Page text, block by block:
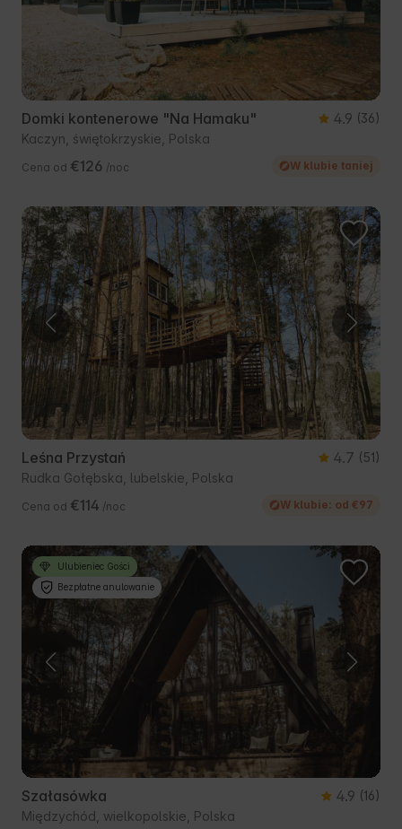
Domki kontenerowe "Na Hamaku" 4.9 (36)
Kaczyn, świętokrzyskie, Polska
Cena od €126 /noc W klubie taniej
Leśna Przystań 4.7 (51)
Rudka Gołębska, lubelskie, Polska
Cena od €114 /noc W klubie: od €97
Ulubieniec Gości
Bezpłatne anulowanie
Szałasówka 4.9 (16)
Międzychód, wielkopolskie, Polska